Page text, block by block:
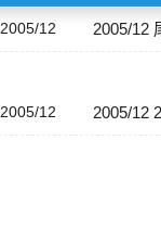
2005/12 2005/12
2005/12 2005/12